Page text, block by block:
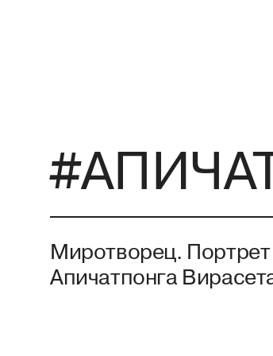
Миротворец. Портрет
Апичатпонга